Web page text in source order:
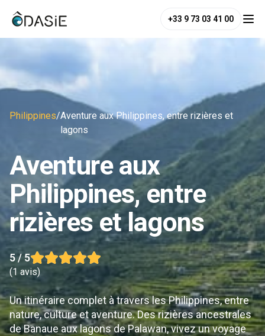
+33 9 73 03 41 00
Philippines/Aventure aux Philippines, entre rizières et
lagons
Aventure aux
Philippines, entre
rizières et lagons
5/ 5
(1 avis)
Un itinéraire complet à travers les Philippines, entre
nature, culture et aventure. Des rizières ancestrales
de Banaue aux lagons de Palawan, vivez un voyage